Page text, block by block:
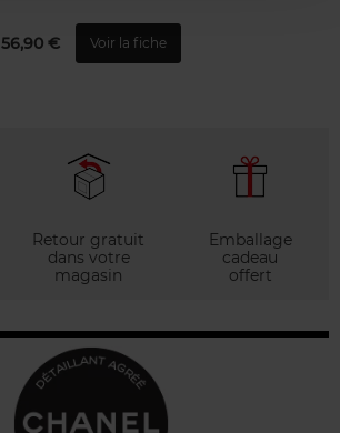
56,90 € Voir la fiche
Retour gratuit
dans votre
magasin
Emballage
cadeau
offert